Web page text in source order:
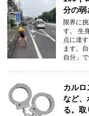
分の弱
限界に
す。 生
点に達
ます。
自分」
カル
など、
る。取